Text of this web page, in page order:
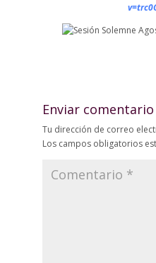
Enviar comentario
Tu dirección de correo
Los campos obligatorios